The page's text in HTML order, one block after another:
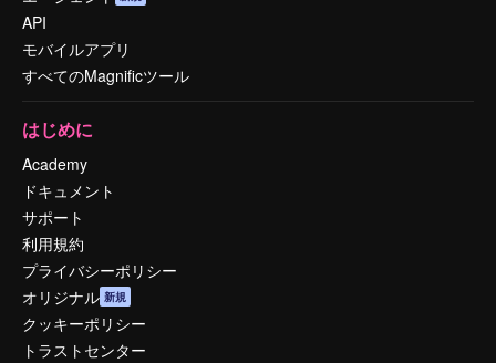
API
モバイルアプリ
すべてのMagnificツール
はじめに
Academy
ドキュメント
サポート
利用規約
プライバシーポリシー
オリジナル 新規
クッキーポリシー
トラストセンター